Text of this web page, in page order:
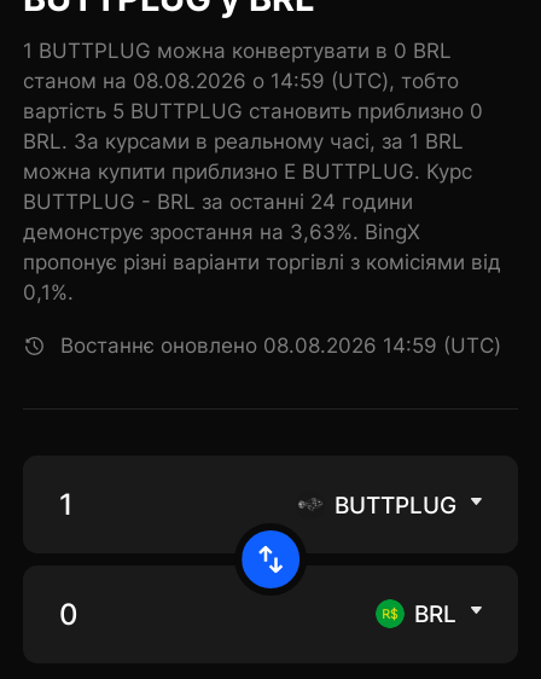
1 BUTTPLUG можна конвертувати в 0 BRL
станом на 08.08.2026 о 14:59 (UTC), тобто
вартість 5 BUTTPLUG становить приблизно 0
BRL. За курсами в реальному часі, за 1 BRL
можна купити приблизно E BUTTPLUG. Курс
BUTTPLUG - BRL за останні 24 години
демонструє зростання на 3,63%. BingX
пропонує різні варіанти торгівлі з комісіями від
0,1%.
Востаннє оновлено 08.08.2026 14:59 (UTC)
BUTTPLUG
BRL